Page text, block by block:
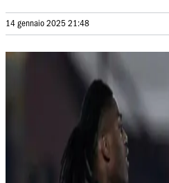
14 gennaio 2025 21:48